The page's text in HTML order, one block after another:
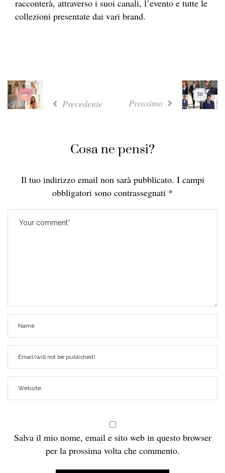
racconterà, attraverso i suoi canali, l’evento e tutte le
collezioni presentate dai vari brand.
Precedente Prossimo
Cosa ne pensi?
Il tuo indirizzo email non sarà pubblicato. I campi
obbligatori sono contrassegnati *
Salva il mio nome, email e sito web in questo browser
per la prossima volta che commento.